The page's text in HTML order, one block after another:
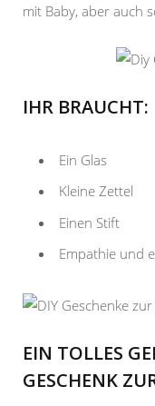
mit Baby, aber auch
IHR BRAUCHT:
Ein Glas
Kleine Zettel
Einen Stift
Empathie und
EIN TOLLES
GESCHENK